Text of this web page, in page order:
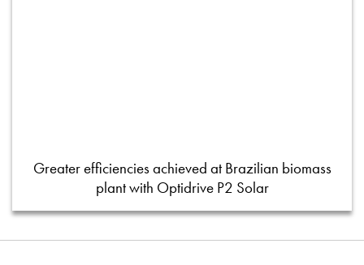
Greater efficiencies achieved at Brazilian biomass
plant with Optidrive P2 Solar